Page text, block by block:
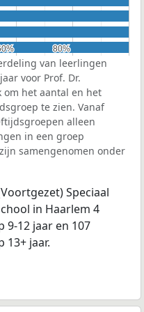
80%
80%
van leerlingen
voor Prof. Dr.
om het aantal en het
te zien. Vanaf
alleen
in een groep
samengenomen onder
Speciaal
in Haarlem 4
12 jaar en 107
jaar.